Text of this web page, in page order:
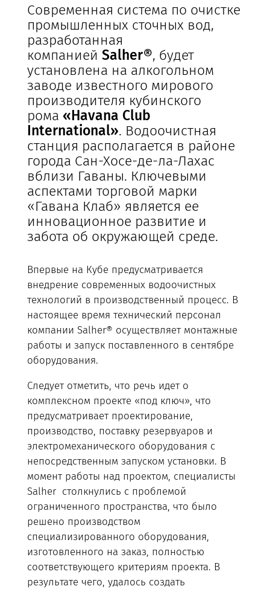
Современная система по очистке
промышленных сточных вод,
разработанная
компанией Salher®, будет
установлена на алкогольном
заводе известного мирового
производителя кубинского
рома «Havana Club
International». Водоочистная
станция располагается в районе
города Сан-Хосе-де-ла-Лахас
вблизи Гаваны. Ключевыми
аспектами торговой марки
«Гавана Клаб» является ее
инновационное развитие и
забота об окружающей среде.
Впервые на Кубе предусматривается
внедрение современных водоочистных
технологий в производственный процесс. В
настоящее время технический персонал
компании Salher® осуществляет монтажные
работы и запуск поставленного в сентябре
оборудования.
Следует отметить, что речь идет о
комплексном проекте «под ключ», что
предусматривает проектирование,
производство, поставку резервуаров и
электромеханического оборудования с
непосредственным запуском установки. В
момент работы над проектом, специалисты
Salher столкнулись с проблемой
ограниченного пространства, что было
решено производством
специализированного оборудования,
изготовленного на заказ, полностью
соответствующего критериям проекта. В
результате чего, удалось создать